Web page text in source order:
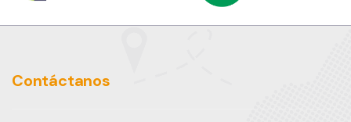
Contáctanos